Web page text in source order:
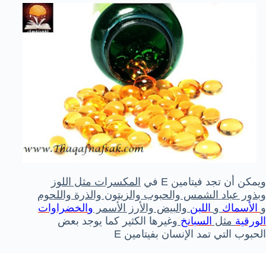
ويمكن أن تجد فيتامين E في
المكسرات مثل اللوز
وبذور عباد الشمس والحبوب والزيتون والذرة واللحوم
و الأسماك و اللبن والبيض والأرز الأسمر و الخضراوات
الورقية مثل السبانخ وغيرها الكثير كما يوجد بعض
الحبوب التي تمد الإنسان بفيتامين E